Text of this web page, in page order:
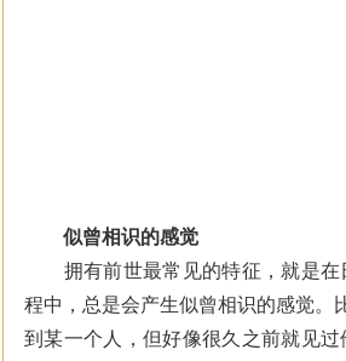
似曾相识的感觉
拥有前世最常见的特征，就是在
程中，总是会产生似曾相识的感觉。
到某一个人，但好像很久之前就见